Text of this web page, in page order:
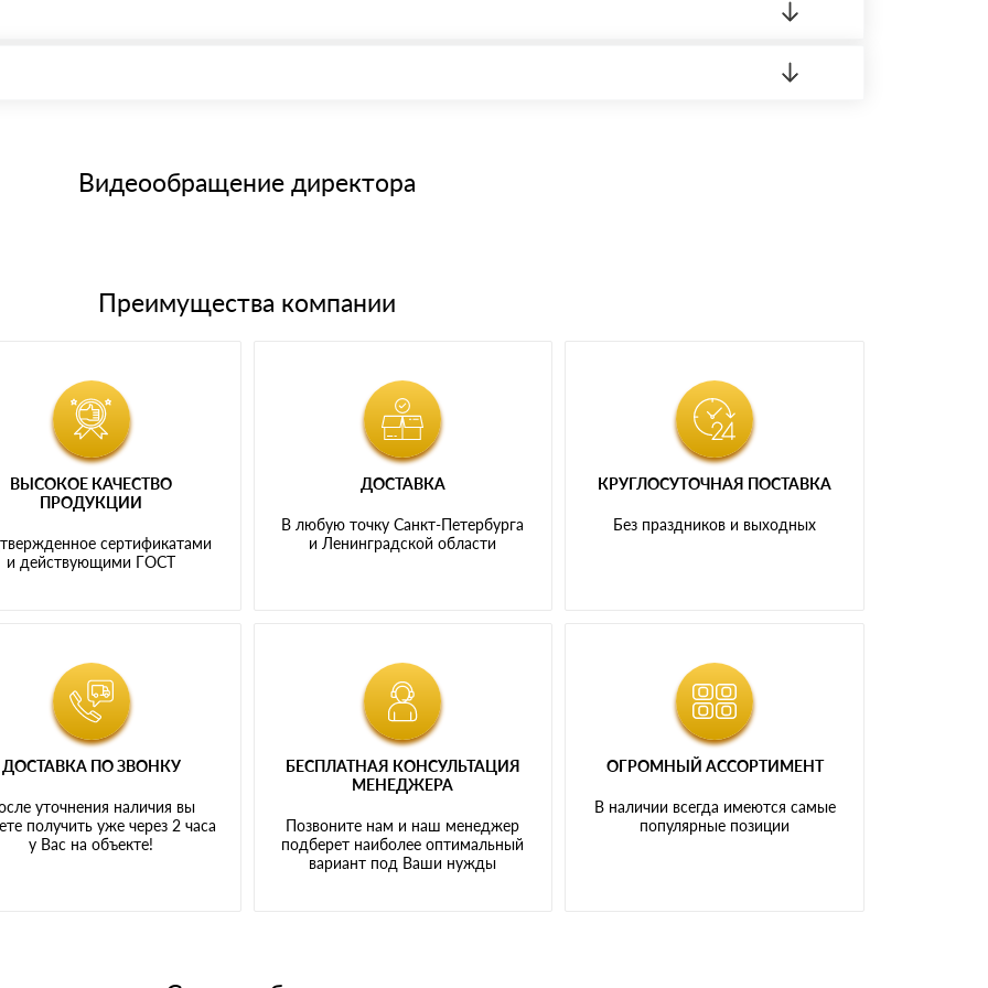
через системы электронных платежей.
банковским картам
материала после проверки качества и количества заказанного материала.
Видеообращение директора
Преимущества компании
ВЫСОКОЕ КАЧЕСТВО
ПРОДУКЦИИ
сертификатами
и действующими ГОСТ
ДОСТАВКА
В любую точку Санкт-Петербурга
и Ленинградской области
КРУГЛОСУТОЧНАЯ ПОСТАВКА
Без праздников и выходных
ДОСТАВКА ПО ЗВОНКУ
уточнения наличия вы
получить уже через 2 часа
у Вас на объекте!
БЕСПЛАТНАЯ КОНСУЛЬТАЦИЯ
МЕНЕДЖЕРА
Позвоните нам и наш менеджер
подберет наиболее оптимальный
вариант под Ваши нужды
ОГРОМНЫЙ АССОРТИМЕНТ
В наличии всегда имеются самые
популярные позиции